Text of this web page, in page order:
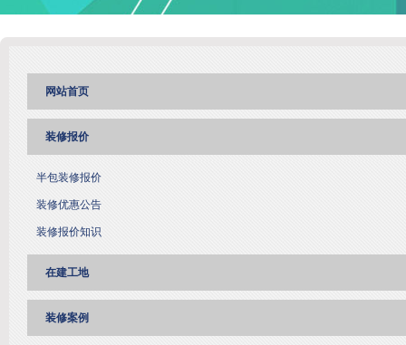
网站首页
装修报价
半包装修报价
装修优惠公告
装修报价知识
在建工地
装修案例